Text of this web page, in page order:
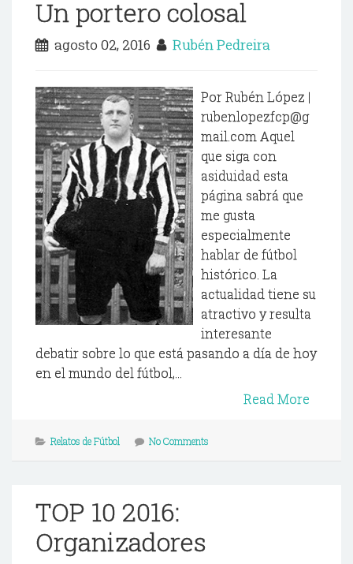
Un portero colosal
agosto 02, 2016 Rubén Pedreira
Por Rubén López |
rubenlopezfcp@g
mail.com Aquel
que siga con
asiduidad esta
página sabrá que
me gusta
especialmente
hablar de fútbol
histórico. La
actualidad tiene su
atractivo y resulta
interesante
debatir sobre lo que está pasando a día de hoy
en el mundo del fútbol,...
Read More
Relatos de Fútbol No Comments
TOP 10 2016:
Organizadores